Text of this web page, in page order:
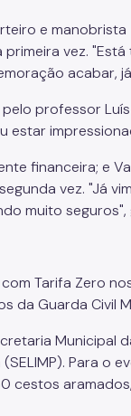
e
primeira vez.
acabar,
professor
estar
financeira; e
vez. "Já
muito seguros",
Tarifa Zero
da Guarda Civil
Municipal
Para
cestos